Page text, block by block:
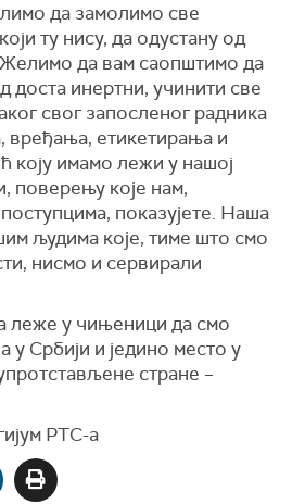
да замолимо све
ту нису, да одустану од
да вам саопштимо да
доста инертни, учинити све
свог запосленог радника
вређања, етикетирања и
коју имамо лежи у нашој
поверењу које нам,
поступцима, показујете. Наша
људима које, тиме што смо
нисмо и сервирали
леже у чињеници да смо
у Србији и једино место у
стране –
РТС-а